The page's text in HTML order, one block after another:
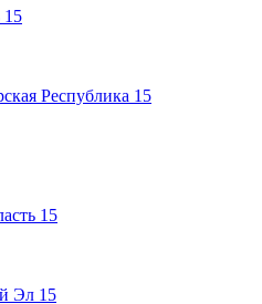
15
Республика 15
15
Эл 15